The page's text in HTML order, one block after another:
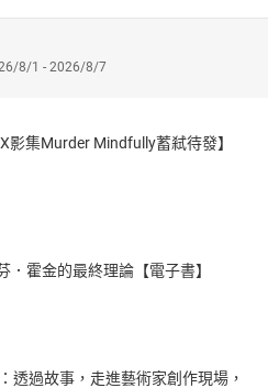
8/1 - 2026/8/7
影集Murder Mindfully蓄弒待發】
．霍金的最終理論【電子書】
透過故事，走進藝術家創作現場，